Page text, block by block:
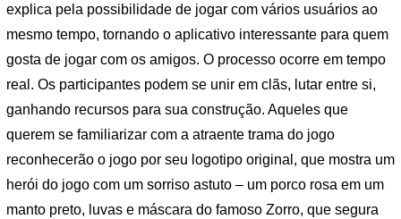
explica pela possibilidade de jogar com vários usuários ao
mesmo tempo, tornando o aplicativo interessante para quem
gosta de jogar com os amigos. O processo ocorre em tempo
real. Os participantes podem se unir em clãs, lutar entre si,
ganhando recursos para sua construção. Aqueles que
querem se familiarizar com a atraente trama do jogo
reconhecerão o jogo por seu logotipo original, que mostra um
herói do jogo com um sorriso astuto – um porco rosa em um
manto preto, luvas e máscara do famoso Zorro, que segura